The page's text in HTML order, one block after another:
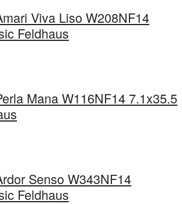
Viva Liso W208NF14
Feldhaus
Mana W116NF14 7.1x35.5
Senso W343NF14
Feldhaus